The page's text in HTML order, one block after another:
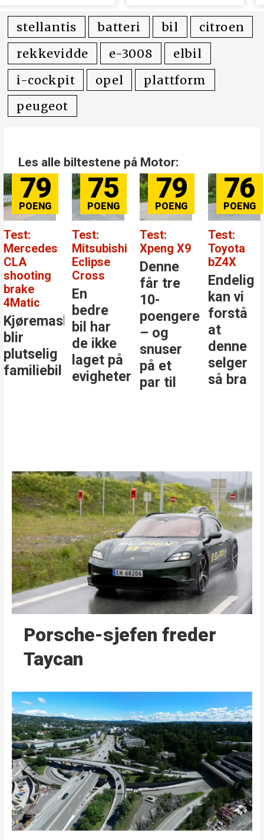
kr i erstatning
avgift for
elbiler
stellantis batteri bil
citroen
rekkevidde
e-3008
elbil
i-cockpit
opel
plattform
peugeot
Les alle biltestene på Motor:
79
Test:
Mercedes
CLA
shooting
brake
4Matic
Kjøremaskinen
blir
plutselig
familiebil
75
Test:
Mitsubishi
Eclipse
Cross
En
bedre
bil har
de ikke
laget på
evigheter
79
Test:
Xpeng X9
Denne
får tre
10-
poengere
– og
snuser
på et
par til
76
Test:
Toyota
bZ4X
Endelig
kan vi
forstå
at
denne
selger
så bra
Porsche-sjefen freder
Taycan